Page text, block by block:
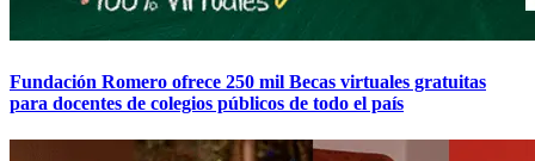
Fundación Romero ofrece 250 mil Becas virtuales gratuitas
para docentes de colegios públicos de todo el país